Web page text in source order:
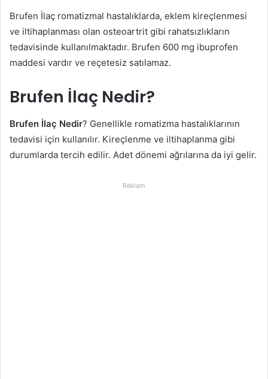
Brufen İlaç romatizmal hastalıklarda, eklem kireçlenmesi
ve iltihaplanması olan osteoartrit gibi rahatsızlıkların
tedavisinde kullanılmaktadır. Brufen 600 mg ibuprofen
maddesi vardır ve reçetesiz satılamaz.
Brufen İlaç Nedir?
Brufen İlaç Nedir? Genellikle romatizma hastalıklarının
tedavisi için kullanılır. Kireçlenme ve iltihaplanma gibi
durumlarda tercih edilir. Adet dönemi ağrılarına da iyi gelir.
Reklam